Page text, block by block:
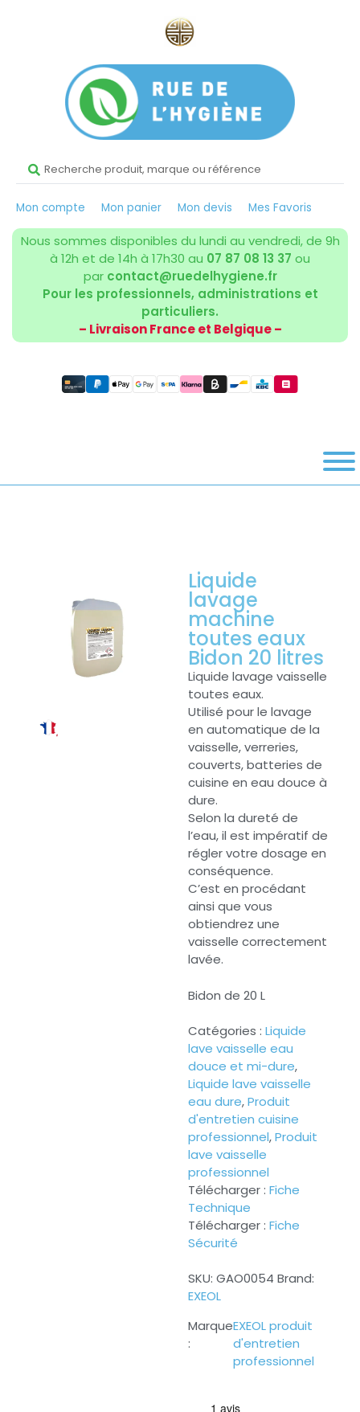
Mon compte Mon panier Mon devis Mes Favoris
Nous sommes disponibles du lundi au vendredi, de 9h
à 12h et de 14h à 17h30 au 07 87 08 13 37 ou
par contact@ruedelhygiene.fr
Pour les professionnels, administrations et
particuliers.
– Livraison France et Belgique –
Liquide
lavage
machine
toutes eaux
Bidon 20 litres
Liquide lavage vaisselle
toutes eaux.
Utilisé pour le lavage
en automatique de la
vaisselle, verreries,
couverts, batteries de
cuisine en eau douce à
dure.
Selon la dureté de
l’eau, il est impératif de
régler votre dosage en
conséquence.
C’est en procédant
ainsi que vous
obtiendrez une
vaisselle correctement
lavée.
Bidon de 20 L
Catégories : Liquide
lave vaisselle eau
douce et mi-dure,
Liquide lave vaisselle
eau dure,Produit
d'entretien cuisine
professionnel,Produit
lave vaisselle
professionnel
Télécharger : Fiche
Technique
Télécharger : Fiche
Sécurité
SKU: GAO0054 Brand:
EXEOL
EXEOL produit
d'entretien
professionnel